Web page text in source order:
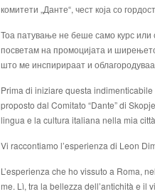
комитети „Данте“, чест која со
Тоа патување не беше само курс
посветам на промоцијата и ширењето
што ме инспирираат и
Prima di iniziare questa
proposto dal Comitato “Dante” di
lingua e la cultura italiana nella mia
Vi raccontiamo l’esperienza di Leon
L’esperienza che ho vissuto a Roma,
me. Lì, tra la bellezza dell’antichità e il